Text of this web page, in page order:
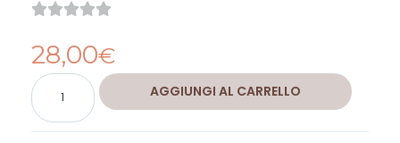

su
5
28,00€
Siero
viso
notte
AGGIUNGI AL CARRELLO
Alternative: